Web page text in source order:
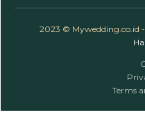
2023 © Mywedding.co.id
Terms